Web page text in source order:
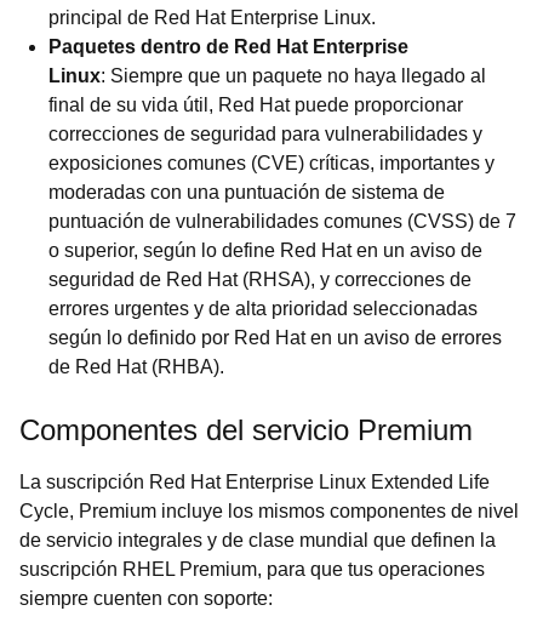
principal de Red Hat Enterprise Linux.
Paquetes dentro de Red Hat Enterprise
Linux: Siempre que un paquete no haya llegado al
final de su vida útil, Red Hat puede proporcionar
correcciones de seguridad para vulnerabilidades y
exposiciones comunes (CVE) críticas, importantes y
moderadas con una puntuación de sistema de
puntuación de vulnerabilidades comunes (CVSS) de 7
o superior, según lo define Red Hat en un aviso de
seguridad de Red Hat (RHSA), y correcciones de
errores urgentes y de alta prioridad seleccionadas
según lo definido por Red Hat en un aviso de errores
de Red Hat (RHBA).
Componentes del servicio Premium
La suscripción Red Hat Enterprise Linux Extended Life
Cycle, Premium incluye los mismos componentes de nivel
de servicio integrales y de clase mundial que definen la
suscripción RHEL Premium, para que tus operaciones
siempre cuenten con soporte: